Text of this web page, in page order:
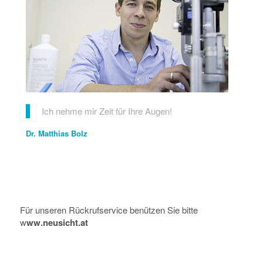
Ich nehme mir Zeit für Ihre Augen!
Dr. Matthias Bolz
Für unseren Rückrufservice benützen Sie bitte
www.neusicht.at